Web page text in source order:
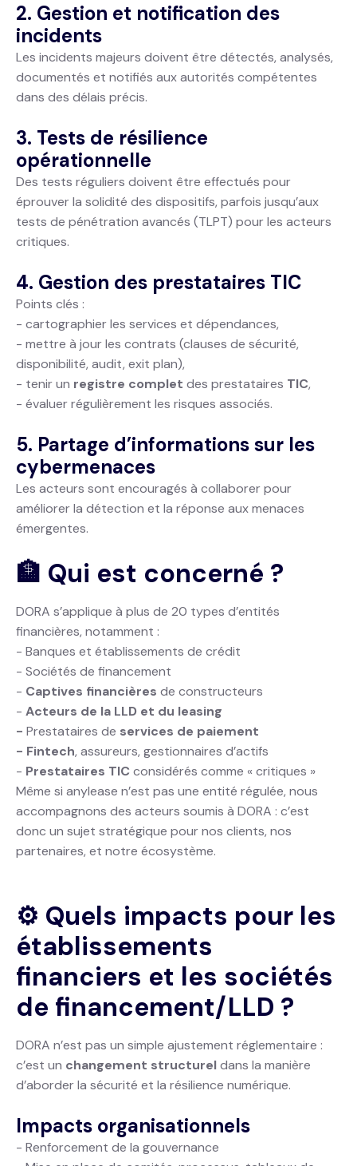
2. Gestion et notification des
incidents
Les incidents majeurs doivent être détectés, analysés,
documentés et notifiés aux autorités compétentes
dans des délais précis.
3. Tests de résilience
opérationnelle
Des tests réguliers doivent être effectués pour
éprouver la solidité des dispositifs, parfois jusqu’aux
tests de pénétration avancés (TLPT) pour les acteurs
critiques.
4. Gestion des prestataires TIC
Points clés :
- cartographier les services et dépendances,
- mettre à jour les contrats (clauses de sécurité,
disponibilité, audit, exit plan),
- tenir un registre complet des prestataires TIC,
- évaluer régulièrement les risques associés.
5. Partage d’informations sur les
cybermenaces
Les acteurs sont encouragés à collaborer pour
améliorer la détection et la réponse aux menaces
émergentes.
🏦 Qui est concerné ?
DORA s’applique à plus de 20 types d’entités
financières, notamment :
- Banques et établissements de crédit
- Sociétés de financement
- Captives financières de constructeurs
- Acteurs de la LLD et du leasing
- Prestataires de services de paiement
- Fintech, assureurs, gestionnaires d’actifs
- Prestataires TIC considérés comme « critiques »
Même si anylease n’est pas une entité régulée, nous
accompagnons des acteurs soumis à DORA : c’est
donc un sujet stratégique pour nos clients, nos
partenaires, et notre écosystème.
⚙️ Quels impacts pour les
établissements
financiers et les sociétés
de financement/LLD ?
DORA n’est pas un simple ajustement réglementaire :
c’est un changement structureldans la manière
d’aborder la sécurité et la résilience numérique.
Impacts organisationnels
- Renforcement de la gouvernance